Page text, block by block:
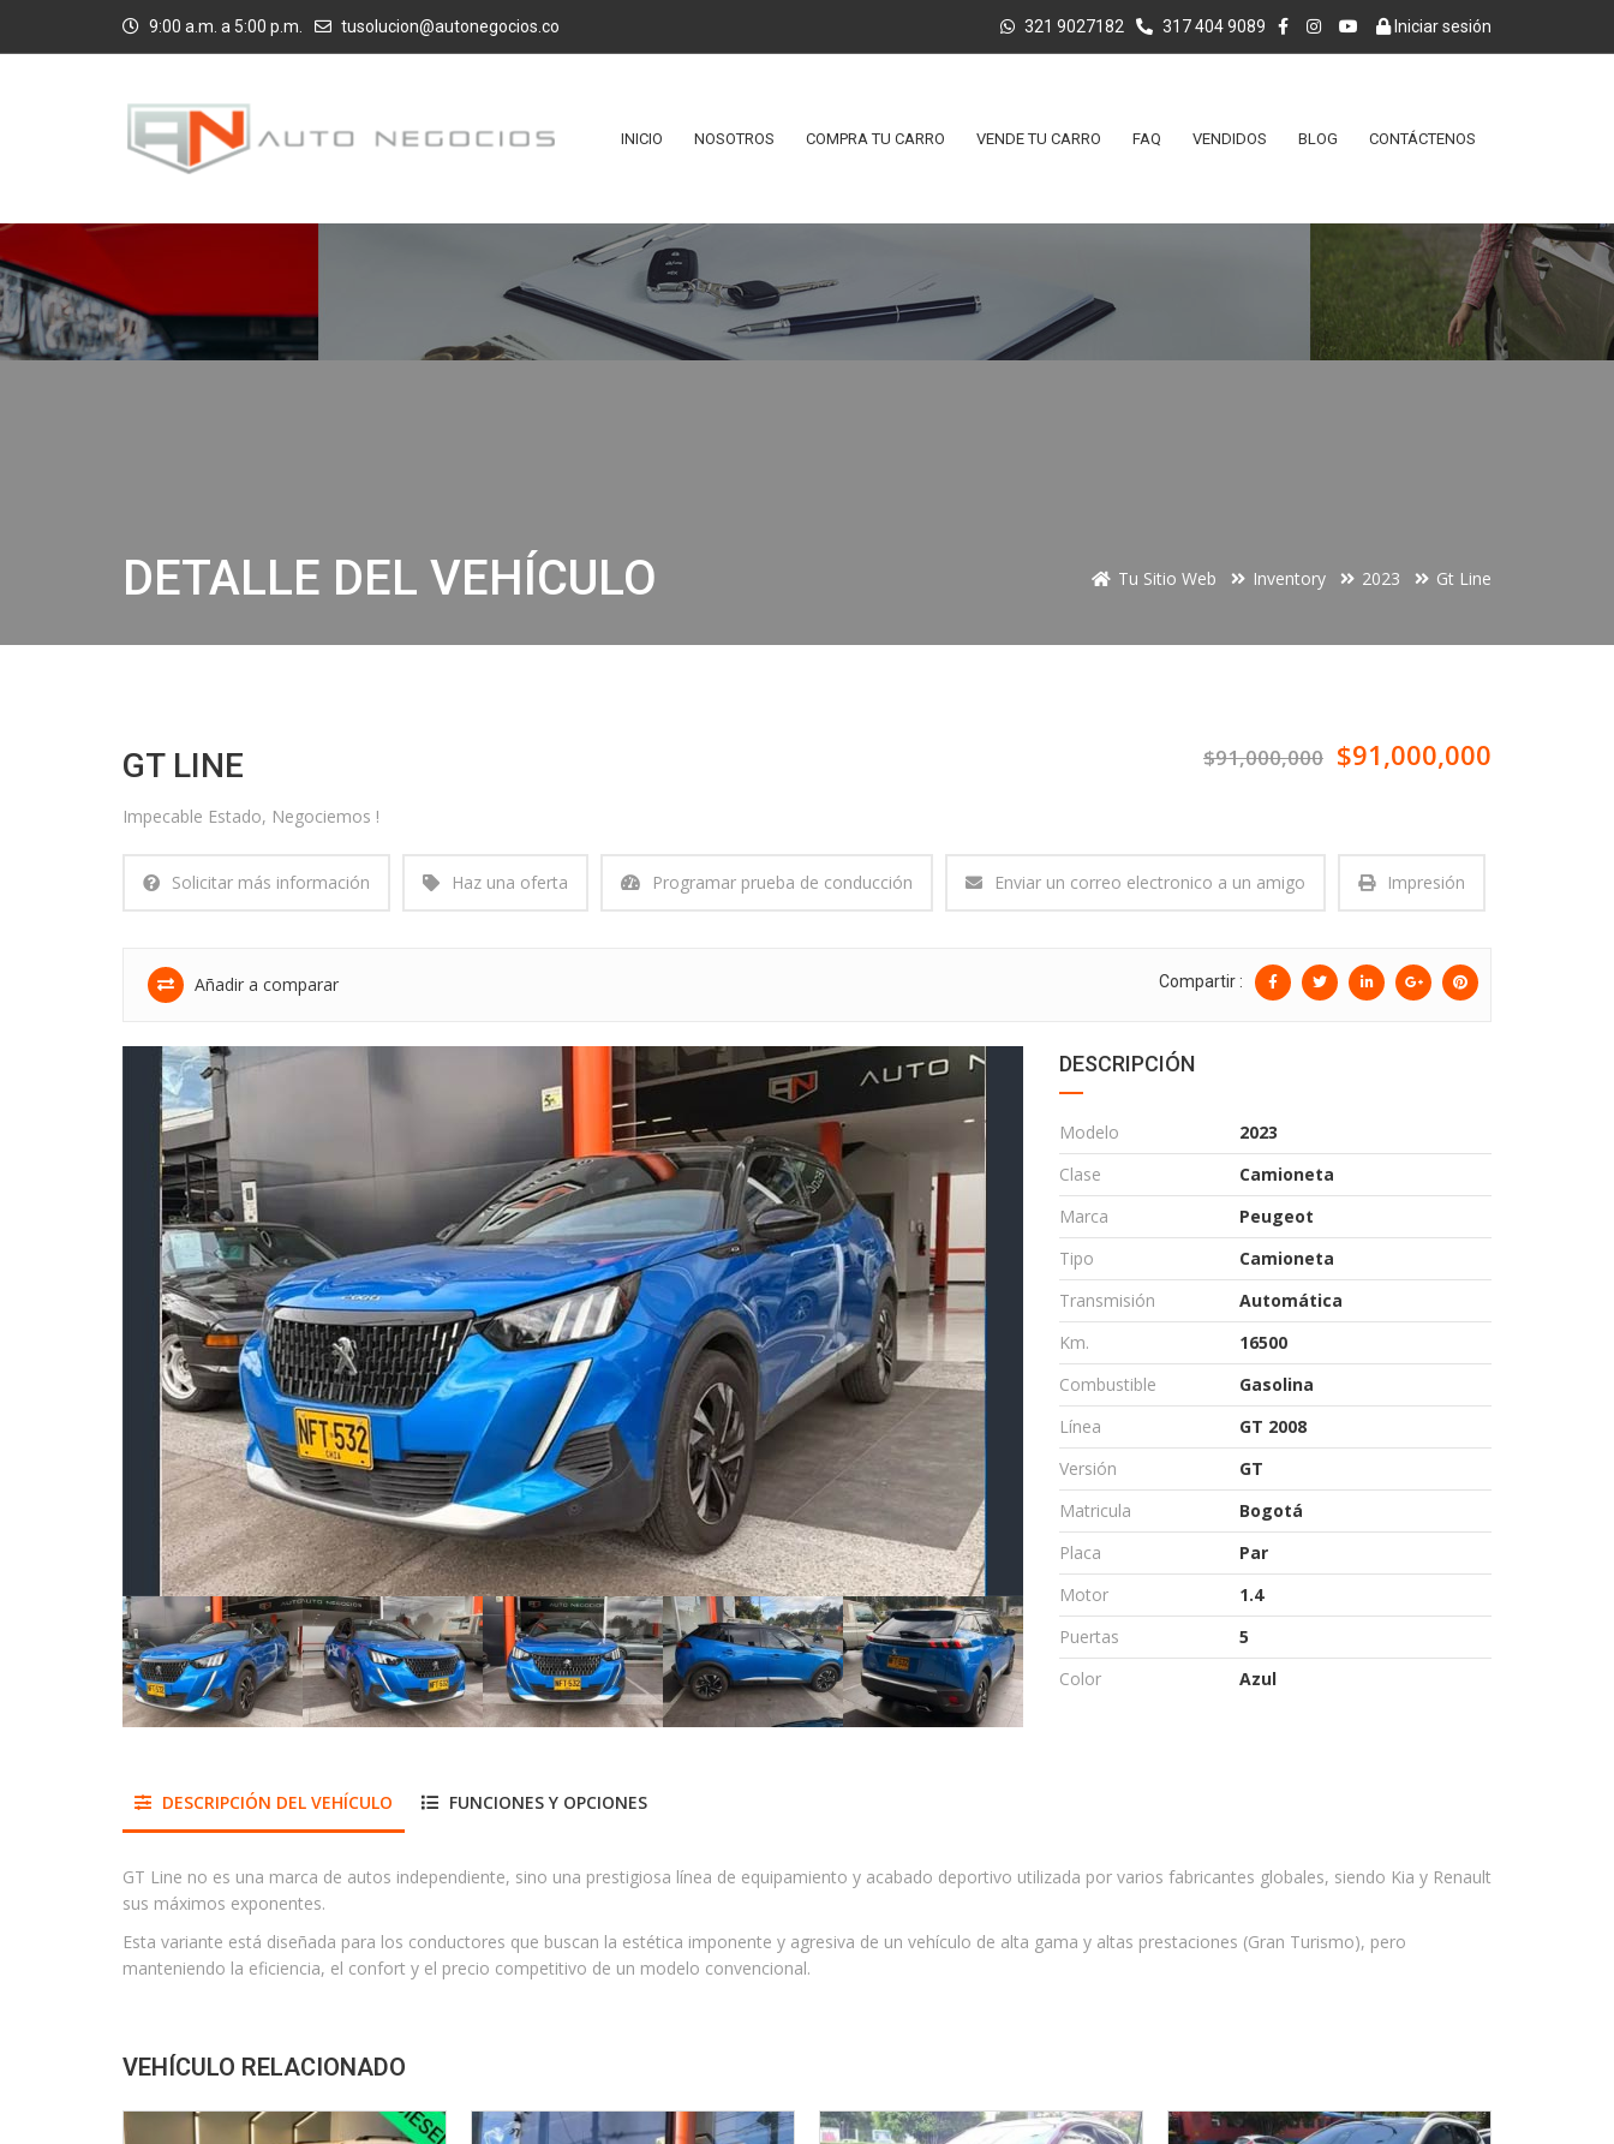
9:00 a.m. a 5:00 p.m. tusolucion@autonegocios.co 321 9027182 317 404 9089 Iniciar sesión
INICIO NOSOTROS COMPRA TU CARRO VENDE TU CARRO FAQ VENDIDOS BLOG CONTÁCTENOS
DETALLE DEL VEHÍCULO Tu Sitio Web Inventory 2023 Gt Line
GT LINE
Impecable Estado, Negociemos !
$91,000,000 $91,000,000
Solicitar más información Haz una oferta Programar prueba de conducción Enviar un correo electronico a un amigo Impresión
Añadir a comparar Compartir :
DESCRIPCIÓN
Modelo
2023
Clase
Camioneta
Marca
Peugeot
Tipo
Camioneta
Transmisión
Automática
Km.
16500
Combustible
Gasolina
Línea
GT 2008
Versión
GT
Matricula
Bogotá
Placa
Par
Motor
1.4
Puertas
5
Color
Azul
DESCRIPCIÓN DEL VEHÍCULO FUNCIONES Y OPCIONES
GT Line no es una marca de autos independiente, sino una prestigiosa línea de equipamiento y acabado deportivo utilizada por varios fabricantes globales, siendo Kia y Renault
sus máximos exponentes.
Esta variante está diseñada para los conductores que buscan la estética imponente y agresiva de un vehículo de alta gama y altas prestaciones (Gran Turismo), pero
manteniendo la eficiencia, el confort y el precio competitivo de un modelo convencional.
VEHÍCULO RELACIONADO